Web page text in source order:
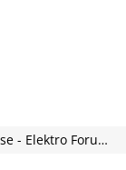
BMW i3 Forum - BMW i3 NA0 - Neue Klasse - Elektro Forum